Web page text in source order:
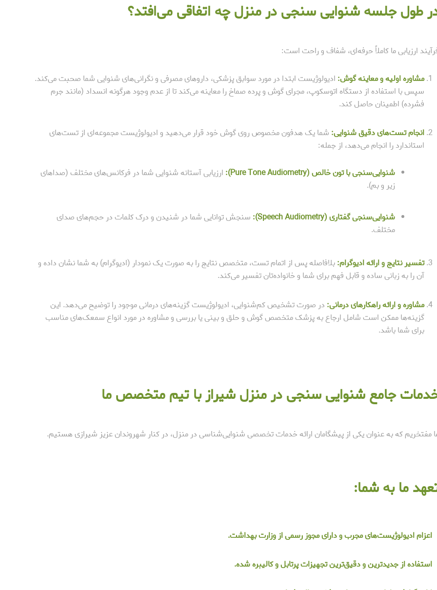
طول جلسه شنوایی سنجی در منزل چه اتفاقی می‌افتد؟
ارزیابی ما کاملاً حرفه‌ای، شفاف و راحت است:
مشاوره اولیه و معاینه گوش: ادیولوژیست ابتدا در مورد سوابق پزشکی، داروهای مصرفی و نگرانی‌های شنوایی شما صحبت می‌کند.
سپس با استفاده از دستگاه اتوسکوپ، مجرای گوش و پرده صماخ را معاینه می‌کند تا از عدم وجود هرگونه انسداد (مانند جرم
فشرده) اطمینان حاصل کند.
انجام تست‌های دقیق شنوایی: شما یک هدفون مخصوص روی گوش خود قرار می‌دهید و ادیولوژیست مجموعه‌ای از تست‌های
استاندارد را انجام می‌دهد، از جمله:
شنوایی‌سنجی با تون خالص (Pure Tone Audiometry):
ارزیابی آستانه شنوایی شما در فرکانس‌های مختلف (صداهای
زیر و بم).
شنوایی‌سنجی گفتاری (Speech Audiometry):
سنجش توانایی شما در شنیدن و درک کلمات در حجم‌های صدای
مختلف.
تفسیر نتایج و ارائه ادیوگرام:بلافاصله پس از اتمام تست، متخصص نتایج را به صورت یک نمودار (ادیوگرام) به شما نشان داده و
آن را به زبانی ساده و قابل فهم برای شما و خانواده‌تان تفسیر می‌کند.
مشاوره و ارائه راهکارهای درمانی: در صورت تشخیص کم‌شنوایی، ادیولوژیست گزینه‌های درمانی موجود را توضیح می‌دهد. این
گزینه‌ها ممکن است شامل ارجاع به پزشک متخصص گوش و حلق و بینی یا بررسی و مشاوره در مورد انواع سمعک‌های مناسب
برای شما باشد.
جامع شنوایی سنجی در منزل شیراز با تیم متخصص ما
مفتخریم که به عنوان یکی از پیشگامان ارائه خدمات تخصصی شنوایی‌شناسی در منزل، در کنار شهروندان عزیز شیرازی هستیم.
ما به شما:
اعزام ادیولوژیست‌های مجرب و دارای مجوز رسمی از وزارت بهداشت.
استفاده از جدیدترین و دقیق‌ترین تجهیزات پرتابل و کالیبره شده.